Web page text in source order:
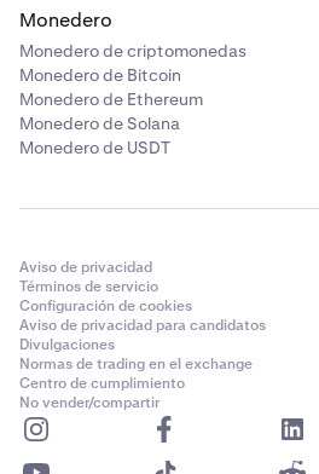
Monedero
Monedero de criptomonedas
Monedero de Bitcoin
Monedero de Ethereum
Monedero de Solana
Monedero de USDT
Aviso de privacidad
Términos de servicio
Configuración de cookies
Aviso de privacidad para candidatos
Divulgaciones
Normas de trading en el exchange
Centro de cumplimiento
No vender/compartir